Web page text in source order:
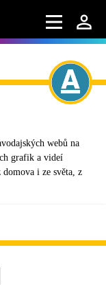
webů na
grafik a videí
i ze světa, z